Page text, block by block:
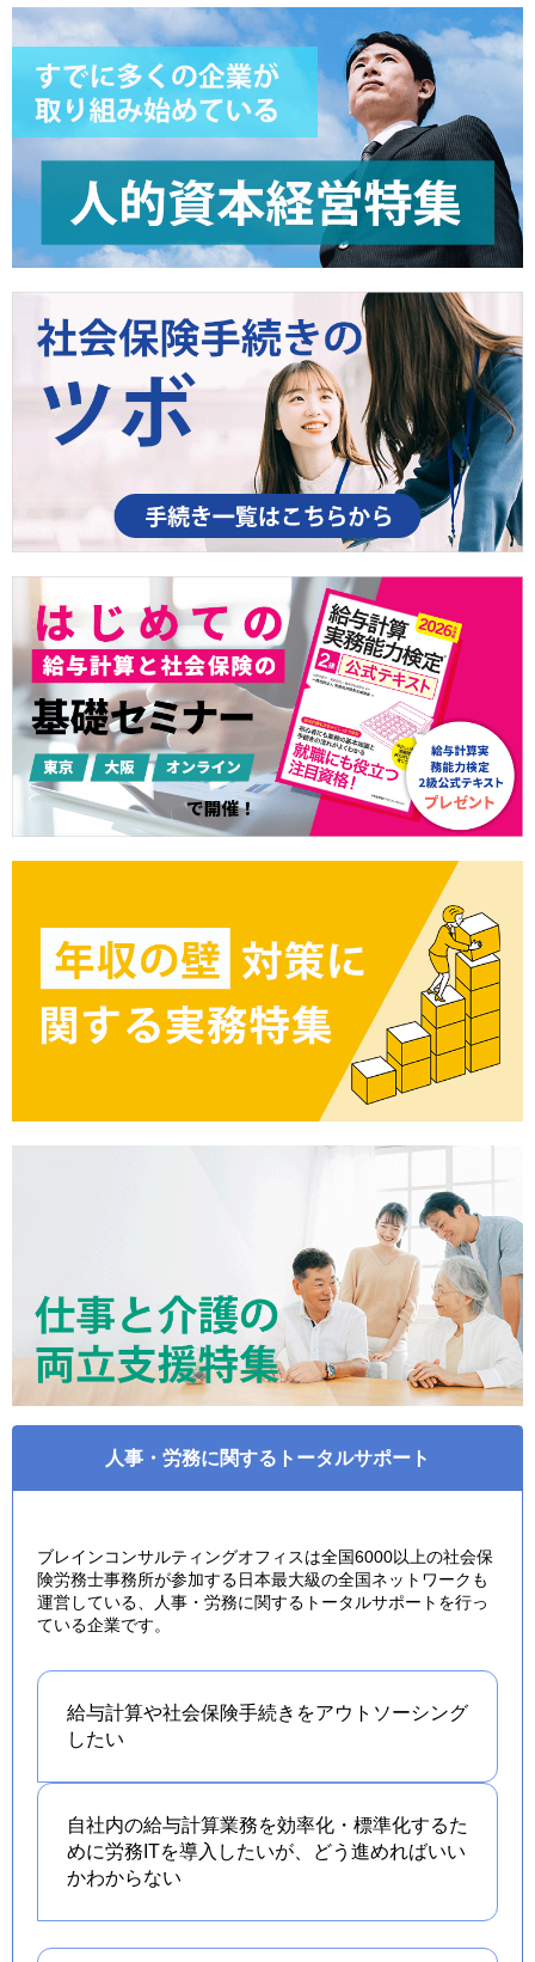
人事・労務に関するトータルサポート
ブレインコンサルティングオフィスは全国6000以上の社会保
険労務士事務所が参加する日本最大級の全国ネットワークも
運営している、人事・労務に関するトータルサポートを行っ
ている企業です。
給与計算や社会保険手続きをアウトソーシング
したい
自社内の給与計算業務を効率化・標準化するた
めに労務ITを導入したいが、どう進めればいい
かわからない